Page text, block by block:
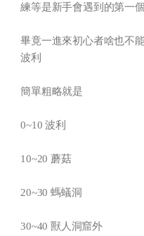
練等是新手會遇到的第一
畢竟一進來初心者啥也不
波利
簡單粗略就是
0~10 波利
10~20 蘑菇
20~30 螞蟻洞
30~40 獸人洞窟外